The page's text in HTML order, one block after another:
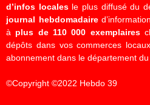
d’infos localesle plus diffusé du
journal hebdomadaire
à plus de 110 000 exemplaires
dépôts dans vos commerces
abonnement dans le département du
©Copyright ©2022 Hebdo 39